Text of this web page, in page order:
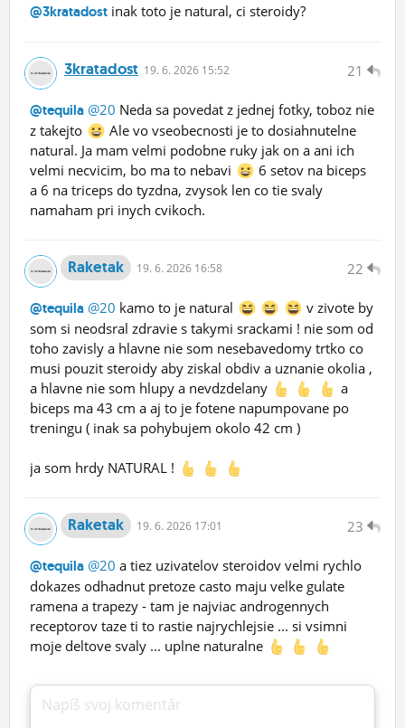
@3kratadost inak toto je natural, ci steroidy?
21
3kratadost 19. 6. 2026 15:52
@tequila @20 Neda sa povedat z jednej fotky, toboz nie
z takejto
Ale vo vseobecnosti je to dosiahnutelne
natural. Ja mam velmi podobne ruky jak on a ani ich
velmi necvicim, bo ma to nebavi
6 setov na biceps
a 6 na triceps do tyzdna, zvysok len co tie svaly
namaham pri inych cvikoch.
22
Raketak 19. 6. 2026 16:58
@tequila @20 kamo to je natural
v zivote by
som si neodsral zdravie s takymi srackami ! nie som od
toho zavisly a hlavne nie som nesebavedomy trtko co
musi pouzit steroidy aby ziskal obdiv a uznanie okolia ,
a hlavne nie som hlupy a nevdzdelany
a
biceps ma 43 cm a aj to je fotene napumpovane po
treningu ( inak sa pohybujem okolo 42 cm )
ja som hrdy NATURAL !
23
Raketak 19. 6. 2026 17:01
@tequila @20 a tiez uzivatelov steroidov velmi rychlo
dokazes odhadnut pretoze casto maju velke gulate
ramena a trapezy - tam je najviac androgennych
receptorov taze ti to rastie najrychlejsie ... si vsimni
moje deltove svaly ... uplne naturalne
Napíš svoj komentár